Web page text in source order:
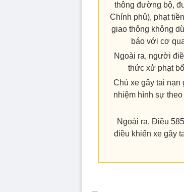
thông đường bộ,
Chính phủ), phạt
giao thông không
báo với cơ
Ngoài ra, người
thức xử phạt
Chủ xe gây tai nạn
nhiệm hình sự
Ngoài ra, Điều
điều khiển xe gây